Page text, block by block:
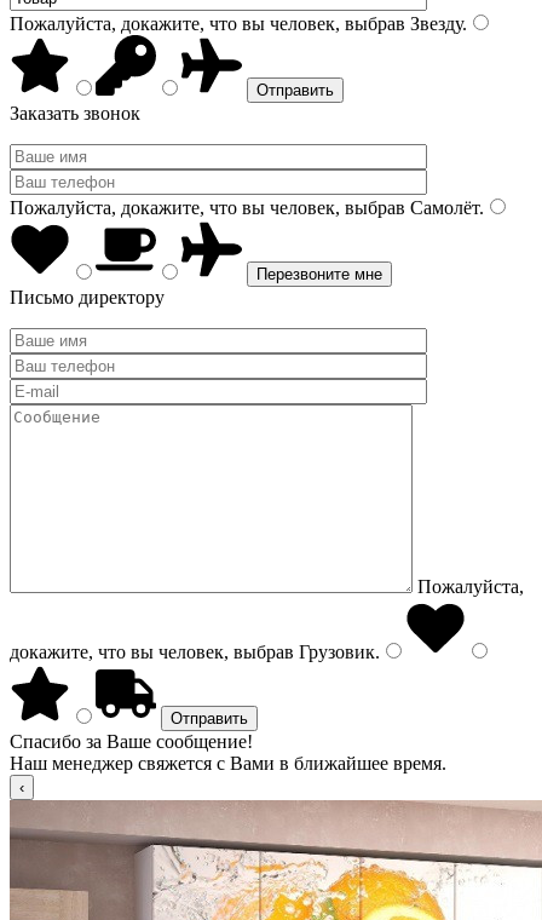
Пожалуйста, докажите, что вы человек, выбрав Звезду.
Заказать звонок
Пожалуйста, докажите, что вы человек, выбрав Самолёт.
Письмо директору
Пожалуйста,
докажите, что вы человек, выбрав Грузовик.
Спасибо за Ваше сообщение!
Наш менеджер свяжется с Вами в ближайшее время.